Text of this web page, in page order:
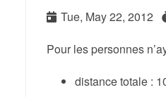
Tue, May 22, 2012
Pour les personnes
distance totale :